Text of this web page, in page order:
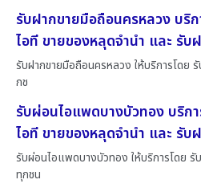
รับฝากขายมือถือนครหลวง บริ
ไอที ขายของหลุดจำนำ และ รั
รับฝากขายมือถือนครหลวง ให้บริการโดย
กช
รับผ่อนไอแพดบางบัวทอง บริก
ไอที ขายของหลุดจำนำ และ รั
รับผ่อนไอแพดบางบัวทอง ให้บริการโดย รั
ทุกชน